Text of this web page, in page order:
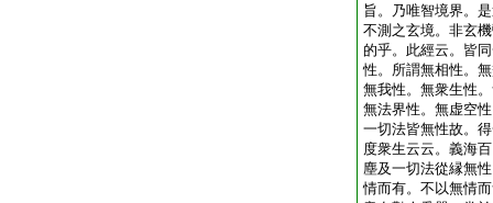
旨。乃唯智境界。
不測之玄境。非玄
的乎。此經云。皆
性。所謂無相性。
無我性。無衆生性
無法界性。無虚空
一切法皆無性故。
度衆生云云。義海
塵及一切法從縁無
情而有。不以無情